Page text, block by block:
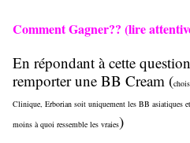
Comment Gagner?? (lire
En répondant à cette
remporter une BB Cream (
Clinique, Erborian soit uniquement les BB asiatiques
moins à quoi ressemble les vraies)